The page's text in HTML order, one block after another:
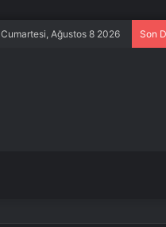
Cumartesi, Ağustos 8 2026 Son